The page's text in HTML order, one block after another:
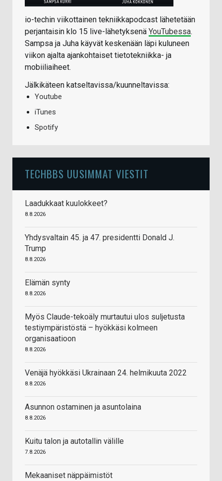
io-techin viikottainen tekniikkapodcast lähetetään
perjantaisin klo 15 live-lähetyksenä YouTubessa.
Sampsa ja Juha käyvät keskenään läpi kuluneen
viikon ajalta ajankohtaiset tietotekniikka- ja
mobiiliaiheet.
Jälkikäteen katseltavissa/kuunneltavissa:
Youtube
iTunes
Spotify
TECHBBS UUSIMMAT VIESTIT
Laadukkaat kuulokkeet?
8.8.2026
Yhdysvaltain 45. ja 47. presidentti Donald J.
Trump
8.8.2026
Elämän synty
8.8.2026
Myös Claude-tekoäly murtautui ulos suljetusta
testiympäristöstä – hyökkäsi kolmeen
organisaatioon
8.8.2026
Venäjä hyökkäsi Ukrainaan 24. helmikuuta 2022
8.8.2026
Asunnon ostaminen ja asuntolaina
8.8.2026
Kuitu talon ja autotallin välille
7.8.2026
Mekaaniset näppäimistöt